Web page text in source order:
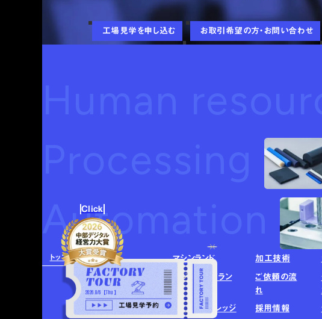
Click
2026.8/6【Thu】
工場見学を申し込む お取引希望の方・お問い合わせ
Human
Processing
Automation
トップ 提供価値
同業パートナー募
集
加工事例
マシンランド
デジタルアイラン
ヒューマンビレッジ
加工技術
ご依頼の流
れ
採用情報